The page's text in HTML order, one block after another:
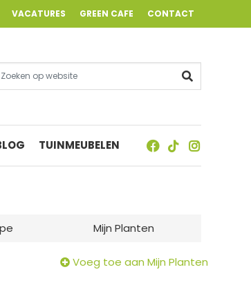
VACATURES GREEN CAFE CONTACT
TUINMEUBELEN
Mijn Planten
Voeg toe aan Mijn Planten